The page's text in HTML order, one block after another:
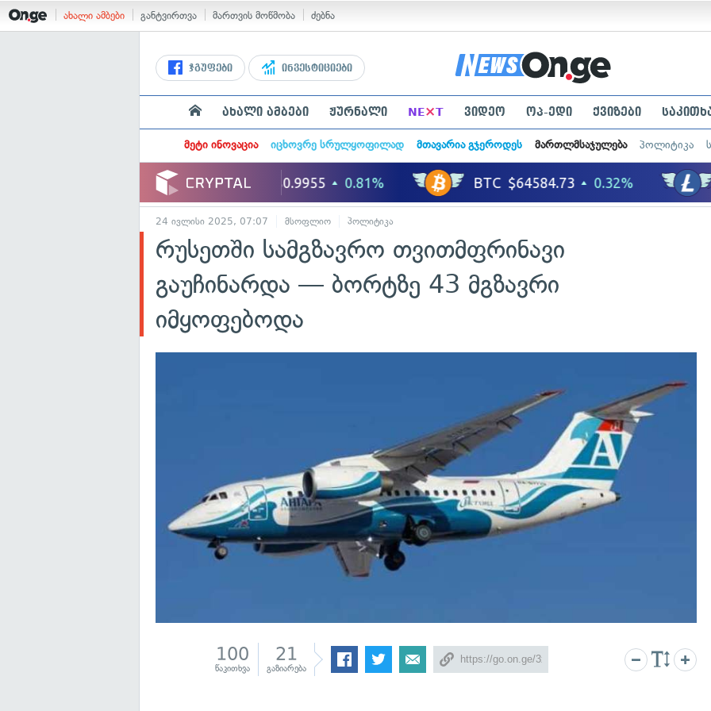
ახალი ამბები განტვირთვა მართვის მოწმობა ძებნა
ჯგუფები ინვესტიციები
ახალი ამბები ჟურნალი NE×T ვიდეო ოპ-ედი ქვიზები
მეტი ინოვაცია იცხოვრე სრულყოფილად მთავარია გჯეროდეს მართლმსაჯულება პოლიტიკა
24 ივლისი 2025, 07:07 მსოფლიო პოლიტიკა
რუსეთში სამგზავრო თვითმფრინავი
გაუჩინარდა — ბორტზე 43 მგზავრი
იმყოფებოდა
100
წაკითხვა
21
გაზიარება